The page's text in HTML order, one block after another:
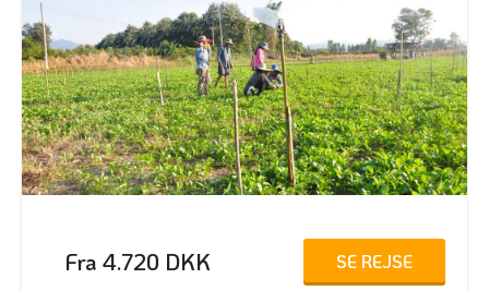
Fra 4.720 DKK SE REJSE